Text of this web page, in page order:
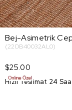
Bej-Asimetrik
(22DB40032AL0)
$25.00
Hızlı Teslimat 24